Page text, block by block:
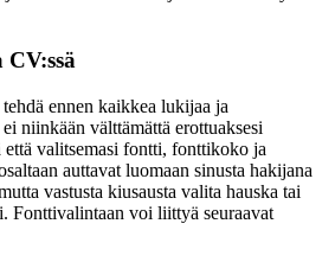
ennen kaikkea lukijaa ja
niinkään välttämättä erottuaksesi
valitsemasi fontti, fonttikoko ja
auttavat luomaan sinusta hakijana
vastusta kiusausta valita hauska tai
Fonttivalintaan voi liittyä seuraavat